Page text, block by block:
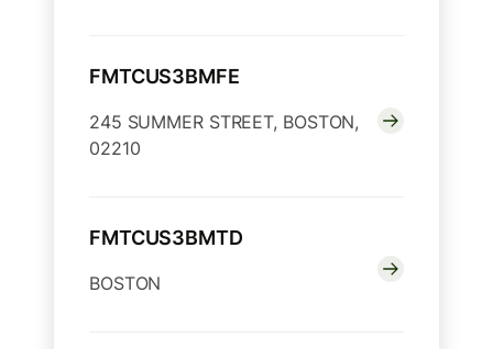
FMTCUS3BMFE
245 SUMMER STREET, BOSTON,
02210
FMTCUS3BMTD
BOSTON